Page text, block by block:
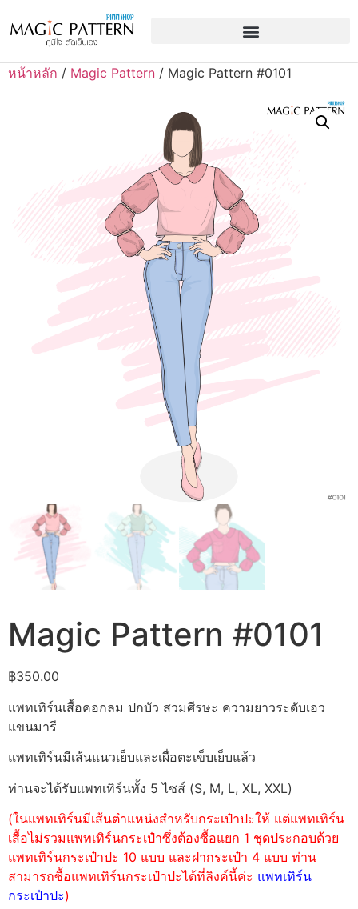
หน้าหลัก / Magic Pattern / Magic Pattern #0101
Magic Pattern #0101
฿350.00
แพทเทิร์นเสื้อคอกลม ปกบัว สวมศีรษะ ความยาวระดับเอว
แขนมารี
แพทเทิร์นมีเส้นแนวเย็บและเผื่อตะเข็บเย็บแล้ว
ท่านจะได้รับแพทเทิร์นทั้ง 5 ไซส์ (S, M, L, XL, XXL)
(ในแพทเทิร์นมีเส้นตำแหน่งสำหรับกระเป๋าปะให้ แต่แพทเทิร์น
เสื้อไม่รวมแพทเทิร์นกระเป๋าซึ่งต้องซื้อแยก 1 ชุดประกอบด้วย
แพทเทิร์นกระเป๋าปะ 10 แบบ และฝากระเป๋า 4 แบบ ท่าน
สามารถซื้อแพทเทิร์นกระเป๋าปะได้ที่ลิงค์นี้ค่ะ แพทเทิร์น
กระเป๋าปะ)